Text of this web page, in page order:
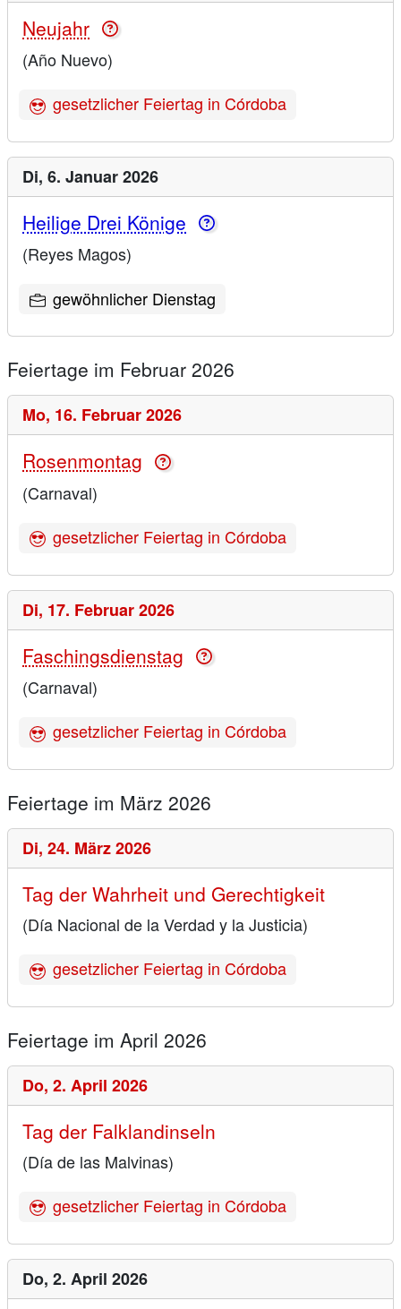
Neujahr
(Año Nuevo)
gesetzlicher Feiertag in Córdoba
Di, 6. Januar 2026
Heilige Drei Könige
(Reyes Magos)
gewöhnlicher Dienstag
Feiertage im Februar 2026
Mo, 16. Februar 2026
Rosenmontag
(Carnaval)
gesetzlicher Feiertag in Córdoba
Di, 17. Februar 2026
Faschingsdienstag
(Carnaval)
gesetzlicher Feiertag in Córdoba
Feiertage im März 2026
Di, 24. März 2026
Tag der Wahrheit und Gerechtigkeit
(Día Nacional de la Verdad y la Justicia)
gesetzlicher Feiertag in Córdoba
Feiertage im April 2026
Do, 2. April 2026
Tag der Falklandinseln
(Día de las Malvinas)
gesetzlicher Feiertag in Córdoba
Do, 2. April 2026